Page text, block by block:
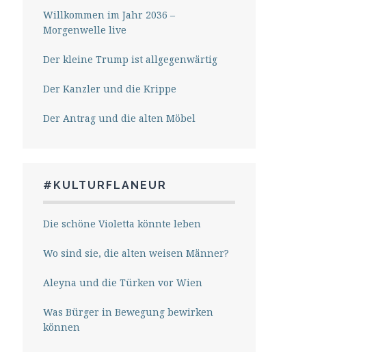
Willkommen im Jahr 2036 –
Morgenwelle live
Der kleine Trump ist allgegenwärtig
Der Kanzler und die Krippe
Der Antrag und die alten Möbel
#KULTURFLANEUR
Die schöne Violetta könnte leben
Wo sind sie, die alten weisen Männer?
Aleyna und die Türken vor Wien
Was Bürger in Bewegung bewirken
können